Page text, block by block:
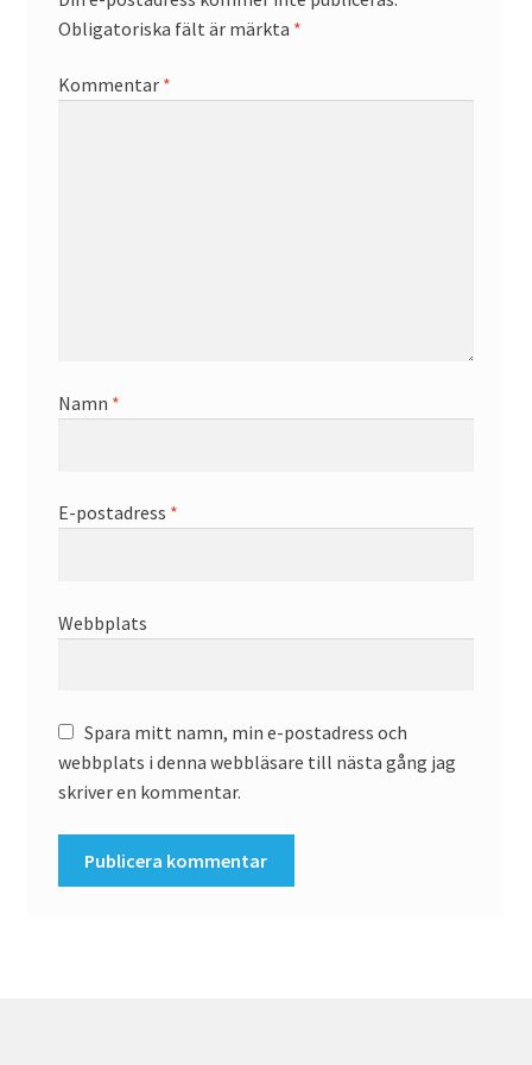
Obligatoriska fält är märkta *
Kommentar *
Namn *
E-postadress *
Webbplats
Spara mitt namn, min e-postadress och
webbplats i denna webbläsare till nästa gång jag
skriver en kommentar.